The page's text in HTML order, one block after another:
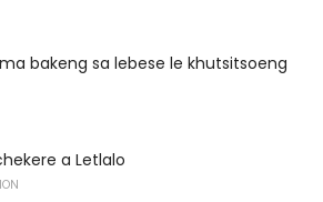
bakeng sa lebese le khutsitsoeng
a Letlalo